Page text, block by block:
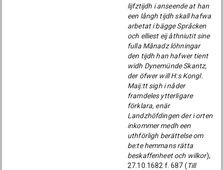
lijfztijdh i anseende at han
een långh tijdh skall hafwa
arbetat i bägge Språcken
och elliest eij åthniutit sine
fulla Månadz löhningar
den tijdh han hafwer tient
widh Dynemünde Skantz,
der öfwer will H:s Kongl.
Maij:tt sigh i nåder
framdeles ytterligare
förklara, enär
Landzhöfdingen der i orten
inkommer medh een
uthförligh berättelse om
be:te hemmans rätta
beskaffenheet och wilkor),
27.10.1682 f. 687 (Till